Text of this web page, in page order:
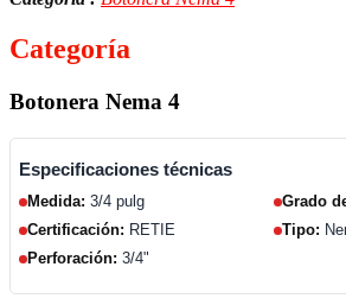
Categoría
Botonera Nema 4
Especificaciones técnicas
Medida: 3/4 pulg Grado
Certificación: RETIE Tipo:
Perforación: 3/4"